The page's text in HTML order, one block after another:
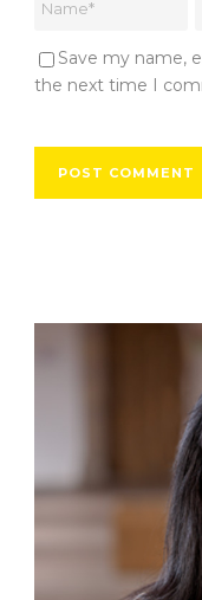
Save my name,
the next time I